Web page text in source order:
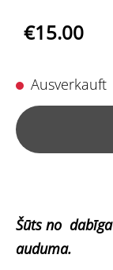
€15.00
Ausverkauft
Šūts no
auduma.